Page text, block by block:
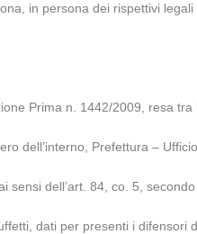
in persona dei rispettivi
Prima n. 1442/2009, resa
dell’interno, Prefettura –
dell’art. 84, co. 5,
dati per presenti i